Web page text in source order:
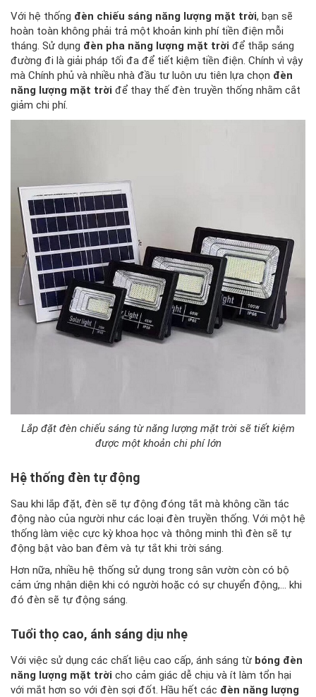
Với hệ thống đèn chiếu sáng năng lượng mặt trời, bạn sẽ
hoàn toàn không phải trả một khoản kinh phí tiền điện mỗi
tháng. Sử dụng đèn pha năng lượng mặt trời để thắp sáng
đường đi là giải pháp tối đa để tiết kiệm tiền điện. Chính vì vậy
mà Chính phủ và nhiều nhà đầu tư luôn ưu tiên lựa chọn đèn
năng lượng mặt trời để thay thế đèn truyền thống nhằm cắt
giảm chi phí.
Lắp đặt đèn chiếu sáng từ năng lượng mặt trời sẽ tiết kiệm
được một khoản chi phí lớn
Hệ thống đèn tự động
Sau khi lắp đặt, đèn sẽ tự động đóng tắt mà không cần tác
động nào của người như các loại đèn truyền thống. Với một hệ
thống làm việc cực kỳ khoa học và thông minh thì đèn sẽ tự
động bật vào ban đêm và tự tắt khi trời sáng.
Hơn nữa, nhiều hệ thống sử dụng trong sân vườn còn có bộ
cảm ứng nhận diện khi có người hoặc có sự chuyển động,… khi
đó đèn sẽ tự động sáng.
Tuổi thọ cao, ánh sáng dịu nhẹ
Với việc sử dụng các chất liệu cao cấp, ánh sáng từ bóng đèn
năng lượng mặt trời cho cảm giác dễ chịu và ít làm tổn hại
với mắt hơn so với đèn sợi đốt. Hầu hết các đèn năng lượng